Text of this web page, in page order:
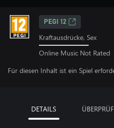
PEGI 12
Kraftausdrücke, Sex
Online Music Not Rated
Für diesen Inhalt ist ein Spiel
DETAILS